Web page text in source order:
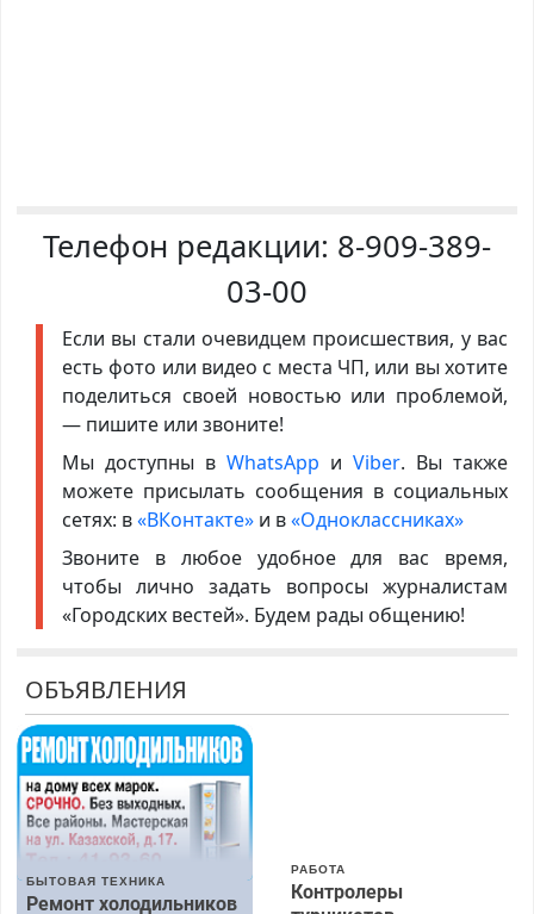
Телефон редакции: 8-909-389-
03-00
Если вы стали очевидцем происшествия, у вас
есть фото или видео с места ЧП, или вы хотите
поделиться своей новостью или проблемой,
— пишите или звоните!
Мы доступны в WhatsApp иViber. Вы также
можете присылать сообщения в социальных
сетях: в«ВКонтакте»и в«Одноклассниках»
Звоните в любое удобное для вас время,
чтобы лично задать вопросы журналистам
«Городских вестей». Будем рады общению!
ОБЪЯВЛЕНИЯ
БЫТОВАЯ ТЕХНИКА
Ремонт холодильников
РАБОТА
Контролеры